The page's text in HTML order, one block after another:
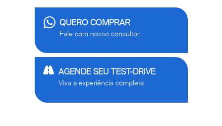
QUERO COMPRAR
Fale com nosso consultor
AGENDE SEU TEST-DRIVE
Viva a experiência completa